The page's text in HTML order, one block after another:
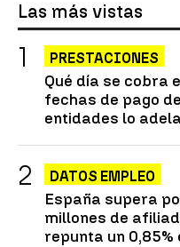
Las más vistas
PRESTACIONES
Qué día se cobra
fechas de pago
entidades lo
DATOS EMPLEO
España supera
millones de
repunta un 0,85%